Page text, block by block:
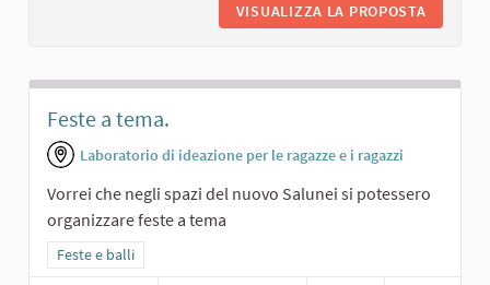
VISUALIZZA LA PROPOSTA
Feste a tema.
Laboratorio di ideazione per le ragazze e i ragazzi
Vorrei che negli spazi del nuovo Salunei si potessero
organizzare feste a tema
Filtra i risultati per categoria: Feste e balli
Feste e balli